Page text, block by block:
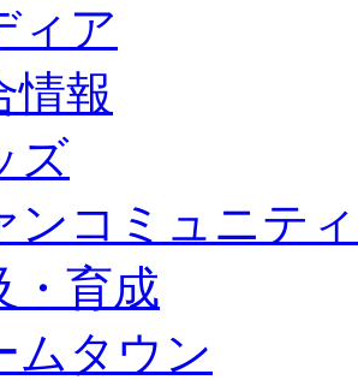
ァンコミュニティ
ョップ
ルストア（実店舗）
ストア
について
タッフ
ース
ナラディーア）
ィア
情報
ズ
ンコミュニティ
・育成
ムタウン